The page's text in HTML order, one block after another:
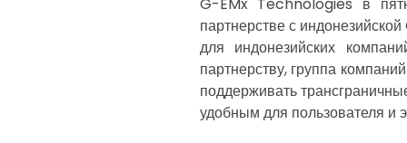
G-EMx Technologies в
партнерстве с
для индонезийских
партнерству, группа
поддерживать
удобным для пользователя и